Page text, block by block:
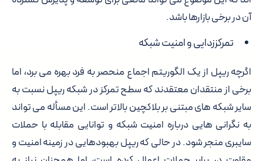
آن در برخی بازارها باشد.
تمرکززدایی و امنیت شبکه
اگرچه ریپل از یک الگوریتم اجماع منحصر به فرد بهره می برد، اما
برخی از منتقدان معتقدند که سطح تمرکز در شبکه ریپل نسبت به
سایر شبکه های مبتنی بر بلاکچین بالاتر است. این مسأله می تواند
به نگرانی هایی درباره امنیت شبکه و توانایی مقابله با حملات
سایبری منجر شود. در حالی که ریپل بهبودهایی در زمینه امنیت و